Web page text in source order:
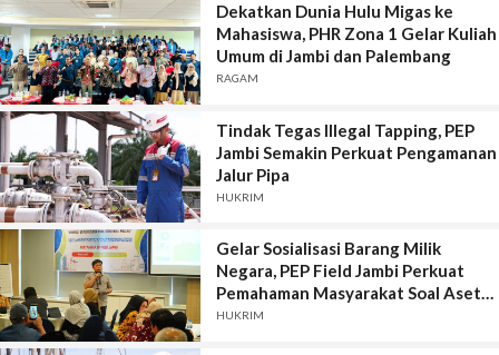
Dekatkan Dunia Hulu Migas ke
Mahasiswa, PHR Zona 1 Gelar Kuliah
Umum di Jambi dan Palembang
RAGAM
Tindak Tegas Illegal Tapping, PEP
Jambi Semakin Perkuat Pengamanan
Jalur Pipa
HUKRIM
Gelar Sosialisasi Barang Milik
Negara, PEP Field Jambi Perkuat
Pemahaman Masyarakat Soal Aset
Negara
HUKRIM